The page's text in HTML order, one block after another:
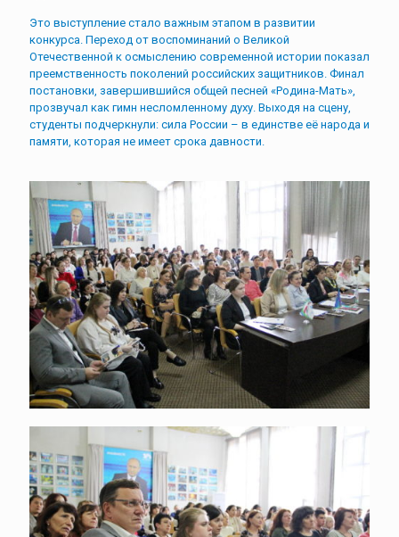
Это выступление стало важным этапом в развитии
конкурса. Переход от воспоминаний о Великой
Отечественной к осмыслению современной истории показал
преемственность поколений российских защитников. Финал
постановки, завершившийся общей песней «Родина-Мать»,
прозвучал как гимн несломленному духу. Выходя на сцену,
студенты подчеркнули: сила России – в единстве её народа и
памяти, которая не имеет срока давности.